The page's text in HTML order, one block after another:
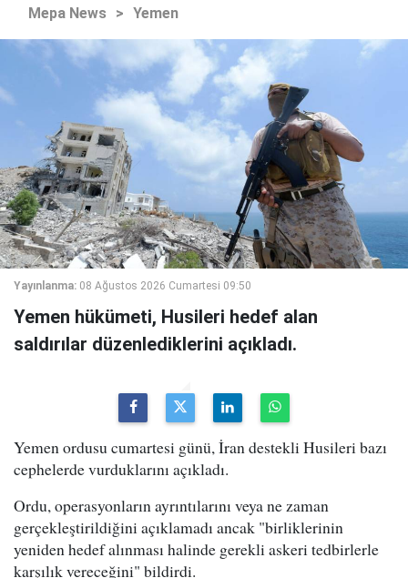
Mepa News > Yemen
Yayınlanma: 08 Ağustos 2026 Cumartesi 09:50
Yemen hükümeti, Husileri hedef alan
saldırılar düzenlediklerini açıkladı.
Yemen ordusu cumartesi günü, İran destekli Husileri bazı
cephelerde vurduklarını açıkladı.
Ordu, operasyonların ayrıntılarını veya ne zaman
gerçekleştirildiğini açıklamadı ancak "birliklerinin
yeniden hedef alınması halinde gerekli askeri tedbirlerle
karşılık vereceğini" bildirdi.